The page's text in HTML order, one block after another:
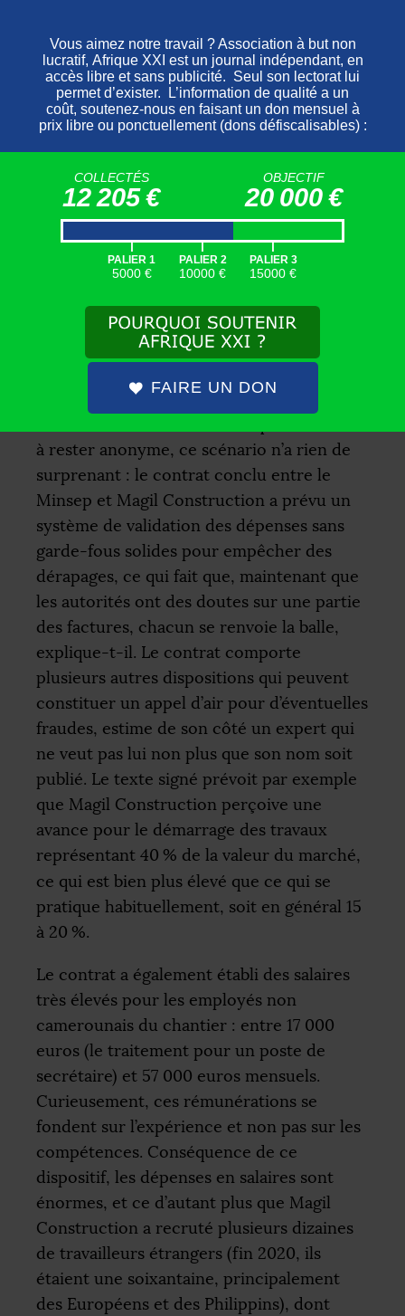
L’entreprise dit qu’elle ne reprendra le
chantier que lorsque l’État l’aura payée.
D’après plusieurs sources, le Minsep
attendrait de son côté des justificatifs de
dépenses plus probants pour poursuivre le
processus de décaissement.
SOUTENEZ AFRIQUE XXI
AFRIQUE XXI EST UN MÉDIAGRATUIT ET SANS PUBLICITÉ
FAIRE UN DON
à rester anonyme, ce scénario n’a rien de
surprenant : le contrat conclu entre le
Minsep et Magil Construction a prévu un
système de validation des dépenses sans
garde-fous solides pour empêcher des
dérapages, ce qui fait que, maintenant que
les autorités ont des doutes sur une partie
des factures, chacun se renvoie la balle,
explique-t-il. Le contrat comporte
plusieurs autres dispositions qui peuvent
constituer un appel d’air pour d’éventuelles
fraudes, estime de son côté un expert qui
ne veut pas lui non plus que son nom soit
publié. Le texte signé prévoit par exemple
que Magil Construction perçoive une
avance pour le démarrage des travaux
représentant 40 % de la valeur du marché,
ce qui est bien plus élevé que ce qui se
pratique habituellement, soit en général 15
à 20 %.
Le contrat a également établi des salaires
très élevés pour les employés non
camerounais du chantier : entre 17 000
euros (le traitement pour un poste de
secrétaire) et 57 000 euros mensuels.
Curieusement, ces rémunérations se
fondent sur l’expérience et non pas sur les
compétences. Conséquence de ce
dispositif, les dépenses en salaires sont
énormes, et ce d’autant plus que Magil
Construction a recruté plusieurs dizaines
de travailleurs étrangers (fin 2020, ils
étaient une soixantaine, principalement
des Européens et des Philippins), dont
COLLECTÉS
12 205 €
OBJECTIF
20 000 €
|
PALIER 1
5000 €
|
PALIER 2
10000 €
|
PALIER 3
15000 €
FAIRE UN DON